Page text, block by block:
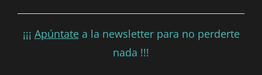
¡¡¡ Apúntatea la newsletter para no perderte
nada !!!